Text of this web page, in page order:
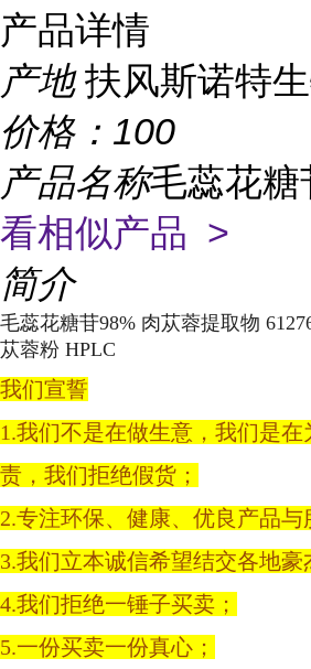
产品详情
产地 扶风斯诺特
价格： 100
产品名称毛蕊花糖
看相似产品 >
简介
毛蕊花糖苷98% 肉苁蓉提取物
苁蓉粉 HPLC
我们宣誓
1.我们不是在做生意，我们是
责，我们拒绝假货；
2.专注环保、健康、优良产品与
3.我们立本诚信希望结交各地豪
4.我们拒绝一锤子买卖；
5.一份买卖一份真心；